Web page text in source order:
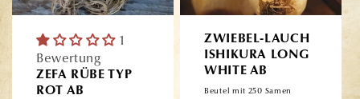
1
Bewertung
ZEFA RÜBE TYP
ROT AB
ZWIEBEL-LAUCH
ISHIKURA LONG
WHITE AB
Beutel mit 250 Samen